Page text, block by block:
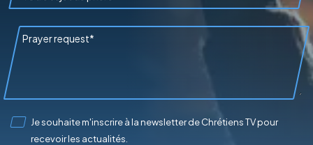
Je souhaite m'inscrire à la newsletter de Chrétiens TV pour
recevoir les actualités.